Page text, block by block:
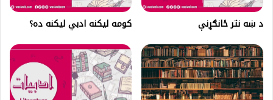
د ښه نثر ځانګړنې کومه لیکنه ادبي لیکنه ده؟